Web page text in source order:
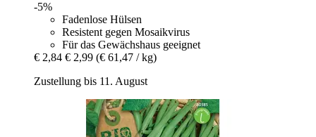
-5%
Fadenlose Hülsen
Resistent gegen Mosaikvirus
Für das Gewächshaus geeignet
€ 2,84 € 2,99 (€ 61,47 / kg)
Zustellung bis 11. August